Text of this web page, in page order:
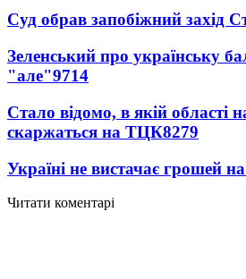
Суд обрав запобіжний захід
Зеленський про українську
"але"9714
Стало відомо, в якій області
скаржаться на ТЦК8279
Україні не вистачає грошей
Читати коментарі